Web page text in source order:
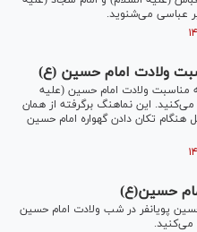
عباسی می‌شنوید.
ولادت امام حسین (ع)
مناسبت ولادت امام حسین (علیه
این نماهنگ برگرفته از همان
هنگام تکان دادن گهواره امام حسین
حسین(ع)
پویانفر در شب ولادت امام حسین
می‌کنید.